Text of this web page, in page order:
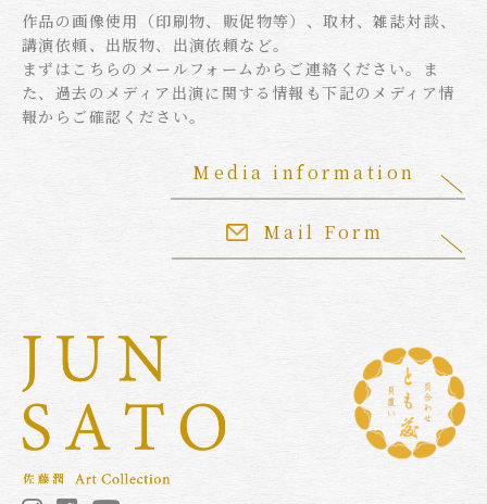
作品の画像使用（印刷物、販促物等）、取材、雑誌対談、
講演依頼、出版物、出演依頼など。
まずはこちらのメールフォームからご連絡ください。ま
た、過去のメディア出演に関する情報も下記のメディア情
報からご確認ください。
Mail Form
Media information